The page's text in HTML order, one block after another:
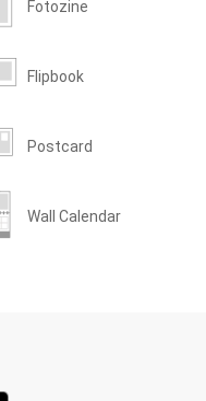
Fotozine
Flipbook
Postcard
Wall Calendar